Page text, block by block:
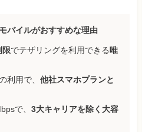
バイルがおすすめな理由
限でテザリングを利用できる唯
利用で、 他社スマホプランと
で、 3大キャリアを除く大容